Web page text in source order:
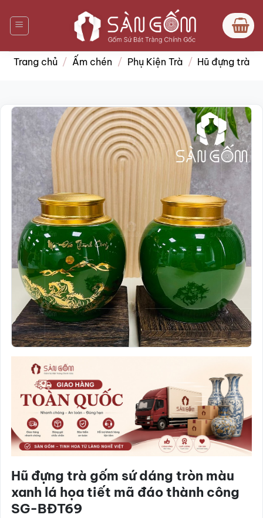
qua
nội
dung
Trang chủ / Ấm chén / Phụ Kiện Trà / Hũ đựng trà
Hũ đựng trà gốm sứ dáng tròn màu
xanh lá họa tiết mã đáo thành công
SG-BĐT69